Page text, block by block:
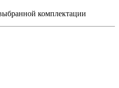
комплектации